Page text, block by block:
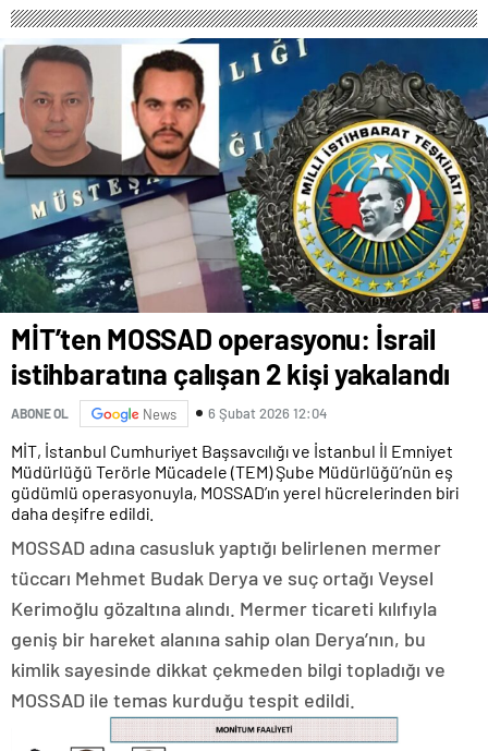
MİT’ten MOSSAD operasyonu: İsrail
istihbaratına çalışan 2 kişi yakalandı
ABONE OL News 6 Şubat 2026 12:04
MİT, İstanbul Cumhuriyet Başsavcılığı ve İstanbul İl Emniyet
Müdürlüğü Terörle Mücadele (TEM) Şube Müdürlüğü’nün eş
güdümlü operasyonuyla, MOSSAD’ın yerel hücrelerinden biri
daha deşifre edildi.
MOSSAD adına casusluk yaptığı belirlenen mermer
tüccarı Mehmet Budak Derya ve suç ortağı Veysel
Kerimoğlu gözaltına alındı. Mermer ticareti kılıfıyla
geniş bir hareket alanına sahip olan Derya’nın, bu
kimlik sayesinde dikkat çekmeden bilgi topladığı ve
MOSSAD ile temas kurduğu tespit edildi.